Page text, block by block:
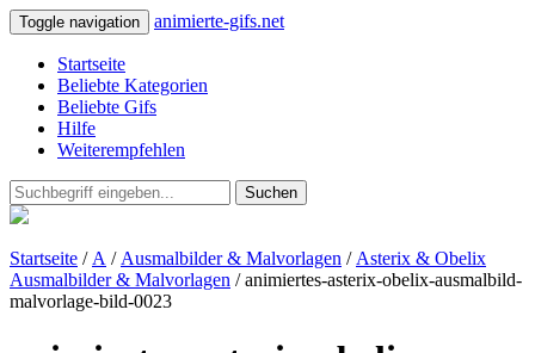
Toggle navigation animierte-gifs.net
Startseite
Beliebte Kategorien
Beliebte Gifs
Hilfe
Weiterempfehlen
Suchen
Startseite / A / Ausmalbilder & Malvorlagen / Asterix & Obelix
Ausmalbilder & Malvorlagen / animiertes-asterix-obelix-ausmalbild-
malvorlage-bild-0023